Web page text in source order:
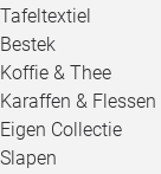
Tafeltextiel
Bestek
Koffie & Thee
Karaffen & Flessen
Eigen Collectie
Slapen